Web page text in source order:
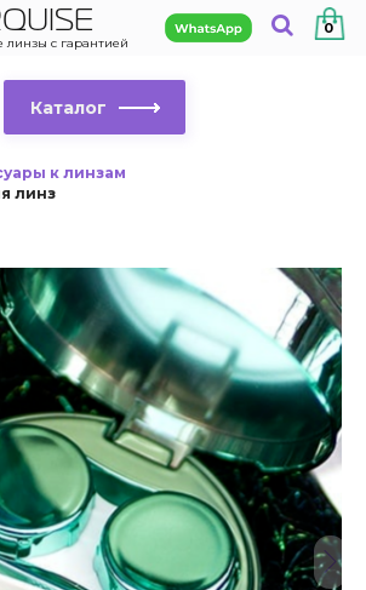
с гарантией
0
Каталог
к линзам
линз